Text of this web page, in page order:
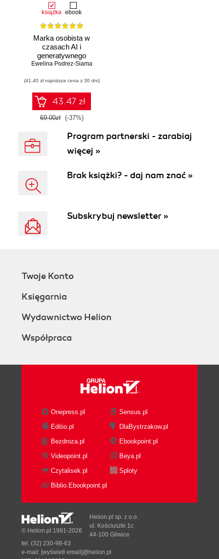
książka ebook
Marka osobista w
czasach AI i
generatywnego
wyszukiwania
Ewelina Podrez-Siama
(41,40 zł najniższa cena z 30 dni)
43.47 zł
69.00zł (-37%)
Program partnerski - zarabiaj
więcej »
Brak książki? - daj nam znać »
Subskrybuj newsletter »
Twoje Konto
Księgarnia
Wydawnictwo Helion
Współpraca
Onepress.pl
Sensus.pl
Editio.pl
DlaBystrzakow.pl
Bezdroza.pl
Ebookpoint.pl
Videopoint.pl
Beya.pl
Czytalisek.pl
Sploty
Biblio.Ebookpoint.pl
© Helion.pl 1991-2026
Helion.pl sp. z o.o.
ul. Kościuszki 1c
44-100 Gliwice
tel. (32) 230-98-63
e-mail: [wyświetl email]@helion.pl